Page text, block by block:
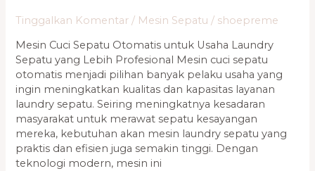
Tinggalkan Komentar / Mesin Sepatu / shoepreme
Mesin Cuci Sepatu Otomatis untuk Usaha Laundry
Sepatu yang Lebih Profesional Mesin cuci sepatu
otomatis menjadi pilihan banyak pelaku usaha yang
ingin meningkatkan kualitas dan kapasitas layanan
laundry sepatu. Seiring meningkatnya kesadaran
masyarakat untuk merawat sepatu kesayangan
mereka, kebutuhan akan mesin laundry sepatu yang
praktis dan efisien juga semakin tinggi. Dengan
teknologi modern, mesin ini